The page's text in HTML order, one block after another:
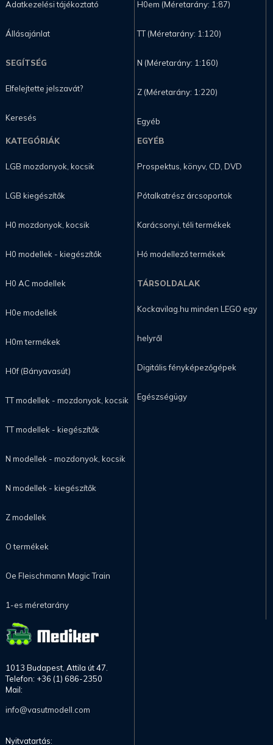
Adatkezelési tájékoztató
Állásajánlat
SEGÍTSÉG
Elfelejtette jelszavát?
Keresés
H0em (Méretarány: 1:87)
TT (Méretarány: 1:120)
N (Méretarány: 1:160)
Z (Méretarány: 1:220)
Egyéb
KATEGÓRIÁK
LGB mozdonyok, kocsik
LGB kiegészítők
H0 mozdonyok, kocsik
H0 modellek - kiegészítők
H0 AC modellek
H0e modellek
H0m termékek
H0f (Bányavasút)
TT modellek - mozdonyok, kocsik
TT modellek - kiegészítők
N modellek - mozdonyok, kocsik
N modellek - kiegészítők
Z modellek
O termékek
Oe Fleischmann Magic Train
1-es méretarány
EGYÉB
Prospektus, könyv, CD, DVD
Pótalkatrész árcsoportok
Karácsonyi, téli termékek
Hó modellező termékek
TÁRSOLDALAK
Kockavilag.hu minden LEGO egy
helyről
Digitális fényképezőgépek
Egészségügy
1013 Budapest, Attila út 47.
Telefon: +36 (1) 686-2350
Mail:
info@vasutmodell.com
Nyitvatartás: